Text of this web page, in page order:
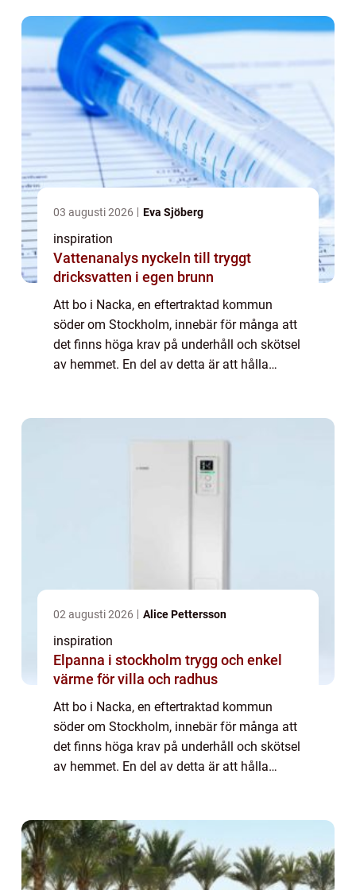
03 augusti 2026 Eva Sjöberg
inspiration
Vattenanalys nyckeln till tryggt
dricksvatten i egen brunn
Att bo i Nacka, en eftertraktad kommun
söder om Stockholm, innebär för många att
det finns höga krav på underhåll och skötsel
av hemmet. En del av detta är att hålla
02 augusti 2026 Alice Pettersson
inspiration
Elpanna i stockholm trygg och enkel
värme för villa och radhus
Att bo i Nacka, en eftertraktad kommun
söder om Stockholm, innebär för många att
det finns höga krav på underhåll och skötsel
av hemmet. En del av detta är att hålla